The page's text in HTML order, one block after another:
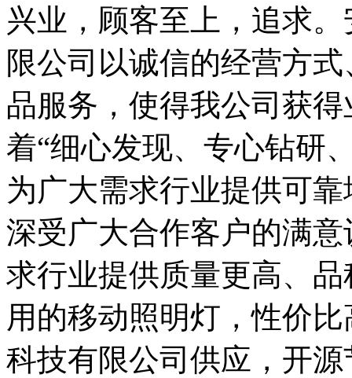
兴业，顾客至上，追求
限公司以诚信的经营方
品服务，使得我公司获
着“细心发现、专心钻研
为广大需求行业提供可
深受广大合作客户的满
求行业提供质量更高、
用的移动照明灯，性价
科技有限公司供应，开